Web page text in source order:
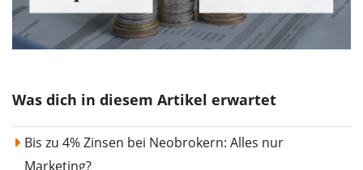
Was dich in diesem Artikel erwartet
Bis zu 4% Zinsen bei Neobrokern: Alles nur
Marketing?